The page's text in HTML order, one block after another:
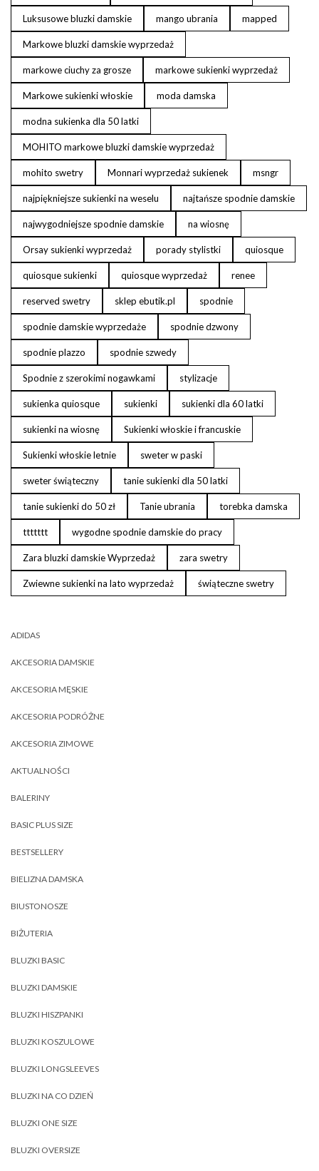
Luksusowe bluzki damskie mango ubrania mapped
Markowe bluzki damskie wyprzedaż
markowe ciuchy za grosze markowe sukienki wyprzedaż
Markowe sukienki włoskie moda damska
modna sukienka dla 50 latki
MOHITO markowe bluzki damskie wyprzedaż
mohito swetry Monnari wyprzedaż sukienek msngr
najpiękniejsze sukienki na weselu najtańsze spodnie damskie
najwygodniejsze spodnie damskie na wiosnę
Orsay sukienki wyprzedaż porady stylistki quiosque
quiosque sukienki quiosque wyprzedaż renee
reserved swetry sklep ebutik.pl spodnie
spodnie damskie wyprzedaże spodnie dzwony
spodnie plazzo spodnie szwedy
Spodnie z szerokimi nogawkami stylizacje
sukienka quiosque sukienki sukienki dla 60 latki
sukienki na wiosnę Sukienki włoskie i francuskie
Sukienki włoskie letnie sweter w paski
sweter świąteczny tanie sukienki dla 50 latki
tanie sukienki do 50 zł Tanie ubrania torebka damska
ttttttt wygodne spodnie damskie do pracy
Zara bluzki damskie Wyprzedaż zara swetry
Zwiewne sukienki na lato wyprzedaż świąteczne swetry
ADIDAS
AKCESORIA DAMSKIE
AKCESORIA MĘSKIE
AKCESORIA PODRÓŻNE
AKCESORIA ZIMOWE
AKTUALNOŚCI
BALERINY
BASIC PLUS SIZE
BESTSELLERY
BIELIZNA DAMSKA
BIUSTONOSZE
BIŻUTERIA
BLUZKI BASIC
BLUZKI DAMSKIE
BLUZKI HISZPANKI
BLUZKI KOSZULOWE
BLUZKI LONGSLEEVES
BLUZKI NA CO DZIEŃ
BLUZKI ONE SIZE
BLUZKI OVERSIZE